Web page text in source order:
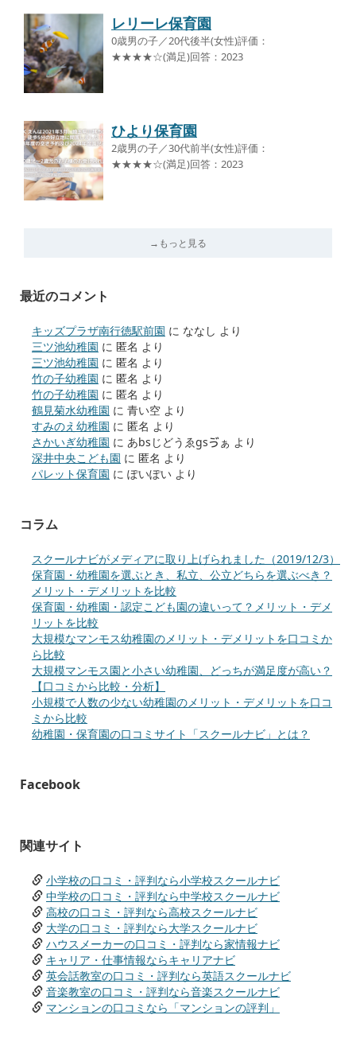
レリーレ保育園
0歳男の子／20代後半(女性)評価：
★★★★☆(満足)回答：2023
ひより保育園
2歳男の子／30代前半(女性)評価：
★★★★☆(満足)回答：2023
→もっと見る
最近のコメント
キッズプラザ南行徳駅前園 に ななし より
三ツ池幼稚園 に 匿名 より
三ツ池幼稚園 に 匿名 より
竹の子幼稚園 に 匿名 より
竹の子幼稚園 に 匿名 より
鶴見菊水幼稚園 に 青い空 より
すみのえ幼稚園 に 匿名 より
さかいぎ幼稚園 に あbsじどうゑgsゔぁ より
深井中央こども園 に 匿名 より
パレット保育園 に ぽいぽい より
コラム
スクールナビがメディアに取り上げられました（2019/12/3）
保育園・幼稚園を選ぶとき、私立、公立どちらを選ぶべき？
メリット・デメリットを比較
保育園・幼稚園・認定こども園の違いって？メリット・デメ
リットを比較
大規模なマンモス幼稚園のメリット・デメリットを口コミか
ら比較
大規模マンモス園と小さい幼稚園、どっちが満足度が高い？
【口コミから比較・分析】
小規模で人数の少ない幼稚園のメリット・デメリットを口コ
ミから比較
幼稚園・保育園の口コミサイト「スクールナビ」とは？
Facebook
関連サイト
小学校の口コミ・評判なら小学校スクールナビ
中学校の口コミ・評判なら中学校スクールナビ
高校の口コミ・評判なら高校スクールナビ
大学の口コミ・評判なら大学スクールナビ
ハウスメーカーの口コミ・評判なら家情報ナビ
キャリア・仕事情報ならキャリアナビ
英会話教室の口コミ・評判なら英語スクールナビ
音楽教室の口コミ・評判なら音楽スクールナビ
マンションの口コミなら「マンションの評判」